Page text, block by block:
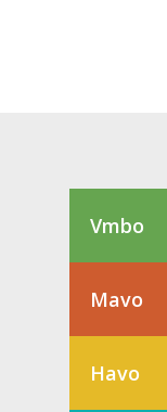
Vmbo
Mavo
Havo